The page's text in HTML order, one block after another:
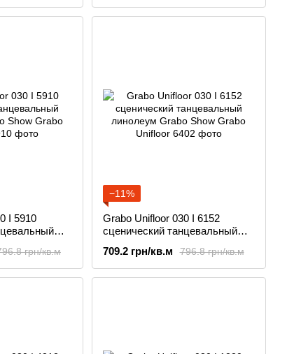
I 5910
грн/кв.м
−11%
Grabo Unifloor 030 I 6152
сценический танцевальный
796.8 грн/кв.м
709.2 грн/кв.м